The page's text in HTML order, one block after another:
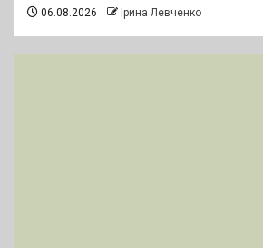
06.08.2026 Ірина Левченко